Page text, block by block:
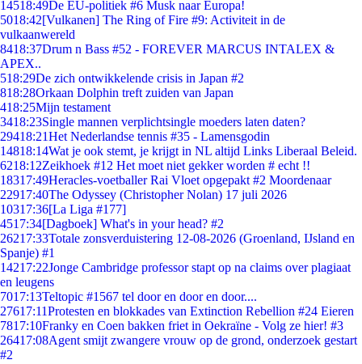
14518:49De EU-politiek #6 Musk naar Europa!
5018:42[Vulkanen] The Ring of Fire #9: Activiteit in de
vulkaanwereld
8418:37Drum n Bass #52 - FOREVER MARCUS INTALEX &
APEX..
518:29De zich ontwikkelende crisis in Japan #2
818:28Orkaan Dolphin treft zuiden van Japan
418:25Mijn testament
3418:23Single mannen verplichtsingle moeders laten daten?
29418:21Het Nederlandse tennis #35 - Lamensgodin
14818:14Wat je ook stemt, je krijgt in NL altijd Links Liberaal Beleid.
6218:12Zeikhoek #12 Het moet niet gekker worden # echt !!
18317:49Heracles-voetballer Rai Vloet opgepakt #2 Moordenaar
22917:40The Odyssey (Christopher Nolan) 17 juli 2026
10317:36[La Liga #177]
4517:34[Dagboek] What's in your head? #2
26217:33Totale zonsverduistering 12-08-2026 (Groenland, IJsland en
Spanje) #1
14217:22Jonge Cambridge professor stapt op na claims over plagiaat
en leugens
7017:13Teltopic #1567 tel door en door en door....
27617:11Protesten en blokkades van Extinction Rebellion #24 Eieren
7817:10Franky en Coen bakken friet in Oekraïne - Volg ze hier! #3
26417:08Agent smijt zwangere vrouw op de grond, onderzoek gestart
#2